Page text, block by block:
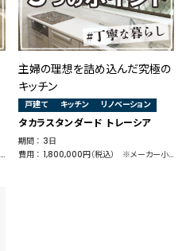
費用 ： 1,980,000円（税込） ※メーカー小売価格 1,841,070円
主婦の理想を詰め込んだ究極の
キッチン
戸建て キッチン リノベーション
タカラスタンダード トレーシア
期間 ： 3日
費用 ： 1,800,000円（税込） ※メーカー小売価格 1,140,920円